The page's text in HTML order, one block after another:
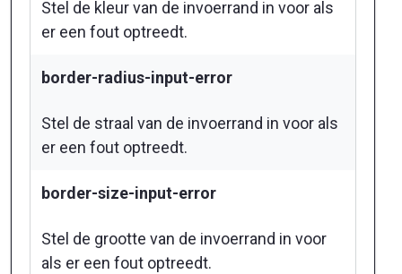
Stel de kleur van de invoerrand in voor als
er een fout optreedt.
border-radius-input-error
Stel de straal van de invoerrand in voor als
er een fout optreedt.
border-size-input-error
Stel de grootte van de invoerrand in voor
als er een fout optreedt.